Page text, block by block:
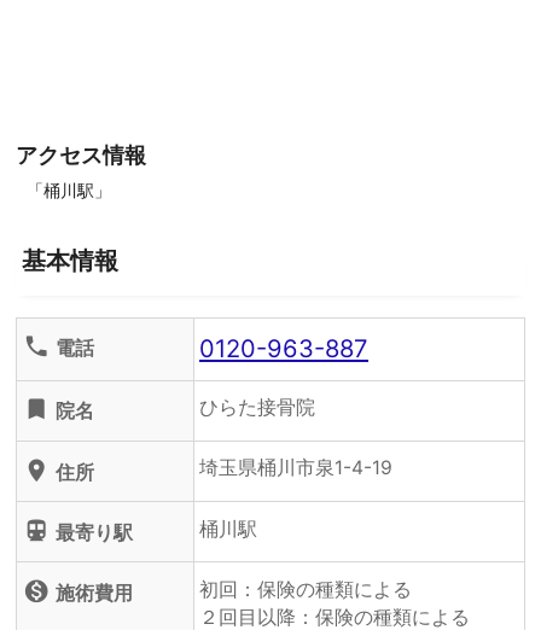
アクセス情報
「桶川駅」
基本情報
phone 電話 0120-963-887
turned_in 院名 ひらた接骨院
location_on 住所 埼玉県桶川市泉1-4-19
directions_subway 最寄り駅 桶川駅
monetization_on 施術費用
初回：保険の種類による
２回目以降：保険の種類による